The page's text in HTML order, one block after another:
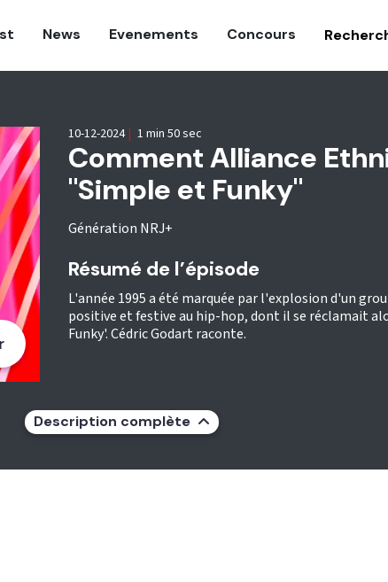
News Evenements Concours
Comment Alliance
"Simple et Funky"
Génération NRJ+
10-12-2024 | 1 min 50 sec
Résumé de l’épisode
L'année 1995 a été marquée par l'explosion d'un
positive et festive au hip-hop, dont il se réclamait
Funky'. Cédric Godart raconte.
Description complète